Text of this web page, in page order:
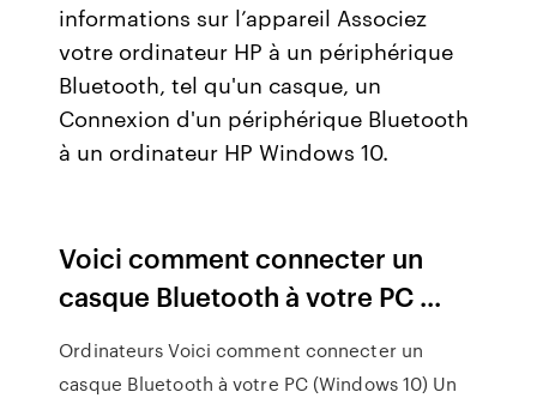
informations sur l’appareil Associez
votre ordinateur HP à un périphérique
Bluetooth, tel qu'un casque, un
Connexion d'un périphérique Bluetooth
à un ordinateur HP Windows 10.
Voici comment connecter un
casque Bluetooth à votre PC ...
Ordinateurs Voici comment connecter un
casque Bluetooth à votre PC (Windows 10) Un